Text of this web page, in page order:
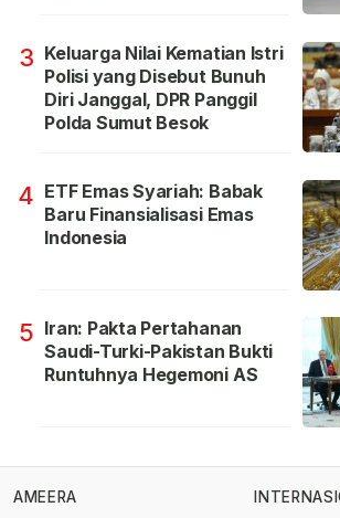
3 Keluarga Nilai Kematian Istri
Polisi yang Disebut Bunuh
Diri Janggal, DPR Panggil
Polda Sumut Besok
4 ETF Emas Syariah: Babak
Baru Finansialisasi Emas
Indonesia
5 Iran: Pakta Pertahanan
Saudi-Turki-Pakistan Bukti
Runtuhnya Hegemoni AS
AMEERA